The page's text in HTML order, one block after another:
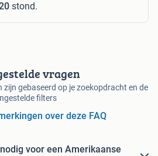
stond.
vragen
gebaseerd op je zoekopdracht en de
filters
over deze FAQ
voor een Amerikaanse